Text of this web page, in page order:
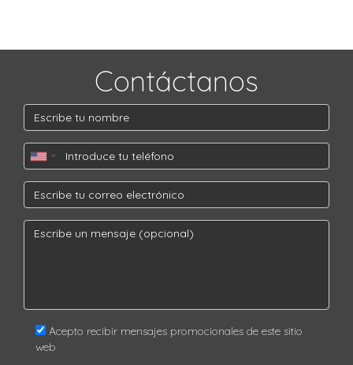
Contáctanos
Acepto recibir mensajes promocionales de este sitio
web